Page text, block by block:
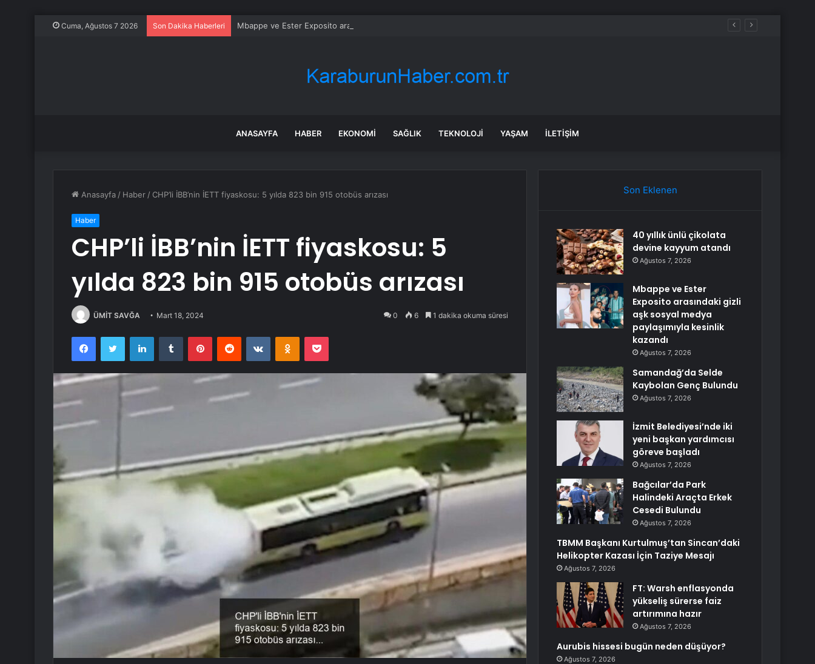
Cuma, Ağustos 7 2026 Son Dakika Haberleri Mbappe ve Ester Exposito arasındaki gizli aşk sosyal medya paylaşımıyla kesinlik kazandı
ANASAYFA HABER EKONOMI SAĞLIK TEKNOLOJI YAŞAM İLETIŞIM
Anasayfa / Haber / CHP’li İBB’nin İETT fiyaskosu: 5 yılda 823 bin 915 otobüs arızası
Haber
CHP’li İBB’nin İETT fiyaskosu: 5
yılda 823 bin 915 otobüs arızası
ÜMİT SAVĞA Mart 18, 2024 0 6 1 dakika okuma süresi
FacebookTwitter LinkedInTumblr PinterestReddit VKontakteOdnoklassniki
Pocket
Son Eklenen
40 yıllık ünlü çikolata
devine kayyum atandı
Ağustos 7, 2026
Mbappe ve Ester
Exposito arasındaki gizli
aşk sosyal medya
paylaşımıyla kesinlik
kazandı
Ağustos 7, 2026
Samandağ’da Selde
Kaybolan Genç Bulundu
Ağustos 7, 2026
İzmit Belediyesi’nde iki
yeni başkan yardımcısı
göreve başladı
Ağustos 7, 2026
Bağcılar’da Park
Halindeki Araçta Erkek
Cesedi Bulundu
Ağustos 7, 2026
TBMM Başkanı Kurtulmuş’tan Sincan’daki
Helikopter Kazası İçin Taziye Mesajı
Ağustos 7, 2026
FT: Warsh enflasyonda
yükseliş sürerse faiz
artırımına hazır
Ağustos 7, 2026
Aurubis hissesi bugün neden düşüyor?
Ağustos 7, 2026